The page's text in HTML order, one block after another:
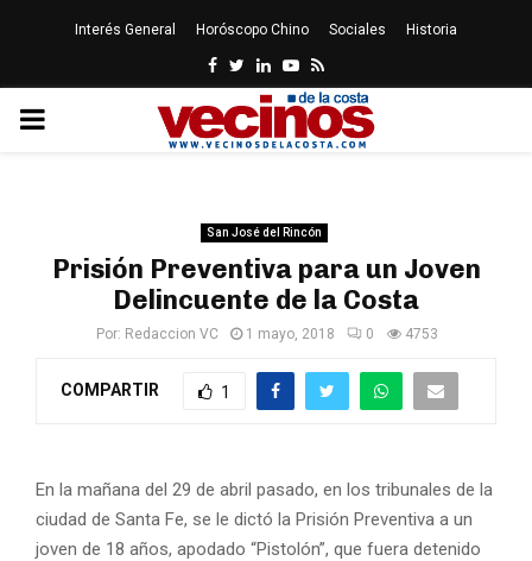
Interés General Horóscopo Chino Sociales Historia
Facebook
Twitter
LinkedinYoutube
Rss
PRIMARY
San José del Rincón
Prisión Preventiva para un Joven
Delincuente de la Costa
Por: Redaccion VC 1 mayo, 2018 0 4753
COMPARTIR 1
En la mañana del 29 de abril pasado, en los tribunales de la
ciudad de Santa Fe, se le dictó la Prisión Preventiva a un
joven de 18 años, apodado “Pistolón”, que fuera detenido